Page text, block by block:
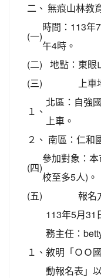
二、 無痕山林教
(一)
時間：113年
午4時。
(二)
地點：東眼
(三)
上車
１、
北區：自強
上車。
２、 南區：仁和
(四)
參加對象：
校至多5人)。
(五)
報名
１、
113年5月31
務主任：
敘明「ＯＯ
動報名表」